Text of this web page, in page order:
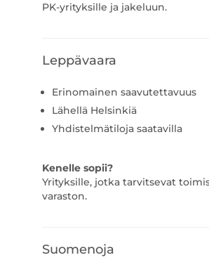
PK-yrityksille ja jakeluun.
Leppävaara
Erinomainen saavutettavuus
Lähellä Helsinkiä
Yhdistelmätiloja saatavilla
Kenelle sopii?
Yrityksille, jotka tarvitsevat
varaston.
Suomenoja